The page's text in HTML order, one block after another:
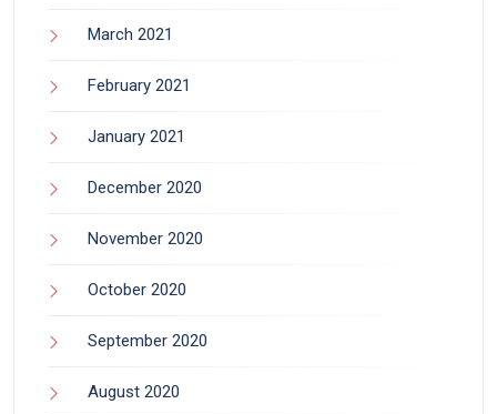
March 2021
February 2021
January 2021
December 2020
November 2020
October 2020
September 2020
August 2020